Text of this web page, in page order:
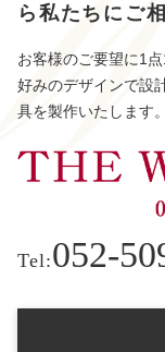
ら 私たちにご
お客様のご要望に1
好みのデザインで設
具を製作いたします。
Tel:052-